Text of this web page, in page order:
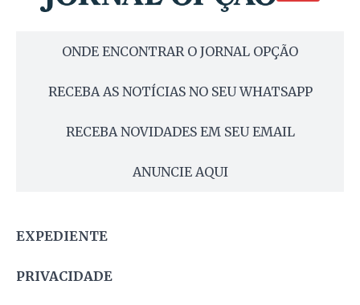
ONDE ENCONTRAR O JORNAL OPÇÃO
RECEBA AS NOTÍCIAS NO SEU WHATSAPP
RECEBA NOVIDADES EM SEU EMAIL
ANUNCIE AQUI
EXPEDIENTE
PRIVACIDADE